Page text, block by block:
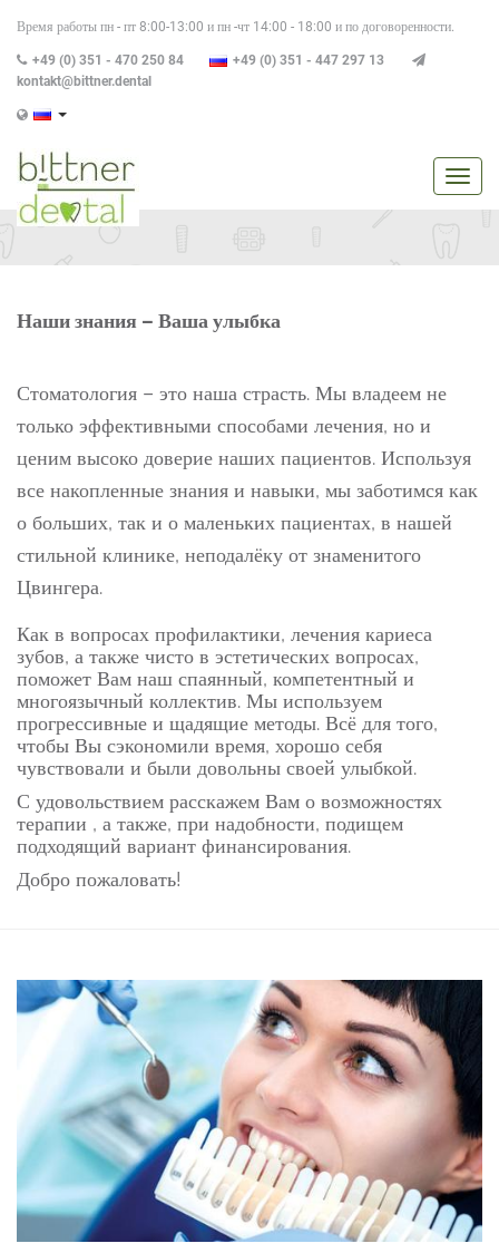
Время работы пн - пт 8:00-13:00 и пн -чт 14:00 - 18:00 и по договоренности.
+49 (0) 351 - 470 250 84
+49 (0) 351 - 447 297 13
kontakt@bittner.dental
Наши знания – Ваша улыбка
Стоматология – это наша страсть. Мы владеем не
только эффективными способами лечения, но и
ценим высоко доверие наших пациентов. Используя
все накопленные знания и навыки, мы заботимся как
о больших, так и о маленьких пациентах, в нашей
стильной клинике, неподалёку от знаменитого
Цвингера.
Как в вопросах профилактики, лечения кариеса
зубов, а также чисто в эстетических вопросах,
поможет Вам наш спаянный, компетентный и
многоязычный коллектив. Мы используем
прогрессивные и щадящие методы. Всё для того,
чтобы Вы сэкономили время, хорошо себя
чувствовали и были довольны своей улыбкой.
С удовольствием расскажем Вам о возможностях
терапии , а также, при надобности, подищем
подходящий вариант финансирования.
Добро пожаловать!